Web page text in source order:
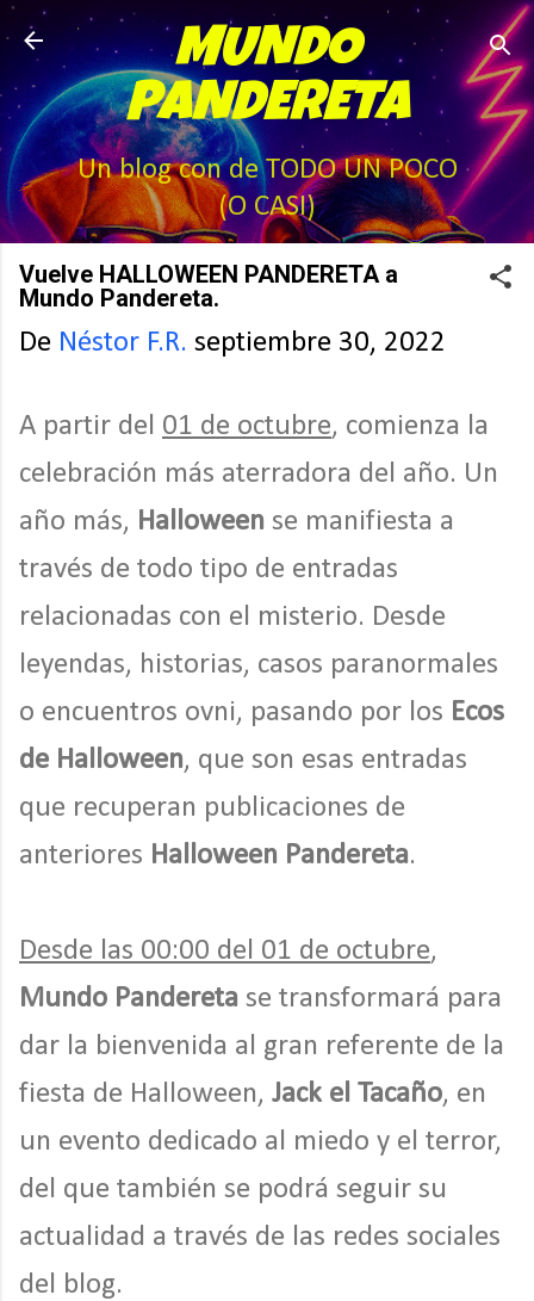
Ir al contenido principal
MUNDO
PANDERETA
Un blog con de TODO UN POCO
(O CASI)
Vuelve HALLOWEEN PANDERETA a
Mundo Pandereta.
De Néstor F.R. septiembre 30, 2022
A partir del 01 de octubre, comienza la
celebración más aterradora del año. Un
año más, Halloween se manifiesta a
través de todo tipo de entradas
relacionadas con el misterio. Desde
leyendas, historias, casos paranormales
o encuentros ovni, pasando por los Ecos
de Halloween, que son esas entradas
que recuperan publicaciones de
anteriores Halloween Pandereta.
Desde las 00:00 del 01 de octubre,
Mundo Pandereta se transformará para
dar la bienvenida al gran referente de la
fiesta de Halloween, Jack el Tacaño, en
un evento dedicado al miedo y el terror,
del que también se podrá seguir su
actualidad a través de las redes sociales
del blog.